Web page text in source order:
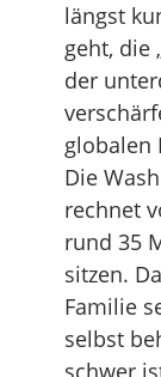
längst
geht, die
der
globalen
Die
rechnet
rund 35
sitzen.
Familie
selbst
schwer